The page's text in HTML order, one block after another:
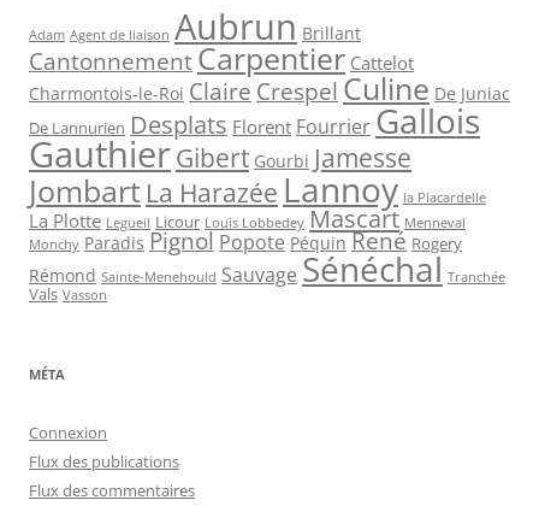
Adam Agent de liaison Aubrun Brillant
CantonnementCarpentier Cattelot
Charmontois-le-Roi Claire Crespel Culine De Juniac
De Lannurien Desplats Florent FourrierGallois
GauthierGibert Gourbi Jamesse
Jombart La Harazée Lannoy la Placardelle
La Plotte Legueil Licour Louis Lobbedey Mascart Menneval
Monchy Paradis Pignol Popote Péquin René Rogery
Rémond Sainte-Menehould Sauvage Sénéchal Tranchée
Vals Vasson
MÉTA
Connexion
Flux des publications
Flux des commentaires